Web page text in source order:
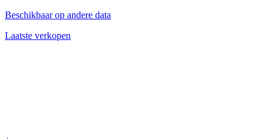
Beschikbaar op andere data
Laatste verkopen